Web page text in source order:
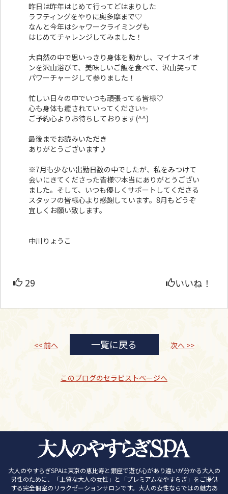
昨日は昨年はじめて行ってどはまりした
ラフティングをやりに奥多摩まで♡
なんと今年はシャワークライミングも
はじめてチャレンジしてみました！
大自然の中で思いっきり身体を動かし、マイナスイオ
ンを沢山浴びて、美味しいご飯を食べて、沢山笑って
パワーチャージして参りました！
忙しい日々の中でいつも頑張ってる皆様♡
心も身体も癒されていってください✨
ご予約心よりお待ちしております(^^)
最後までお読みいただき
ありがとうございます♪
※7月も少ない出勤日数の中でしたが、私をみつけて
会いにきてくださった皆様♡本当にありがとうござい
ました。そして、いつも優しくサポートしてくださる
スタッフの皆様心より感謝しています。8月もどうぞ
宜しくお願い致します。
中川りょうこ
29 いいね！
<< 前へ 一覧に戻る 次へ >>
このブログのセラピストページへ
大人のやすらぎSPAは東京の恵比寿と銀座で遊び心があり違いが分かる大人の
男性のために、「上質な大人の女性」と「プレミアムなやすらぎ」をご提供
する完全個室のリラクゼーションサロンです。大人の女性ならではの魅力あ